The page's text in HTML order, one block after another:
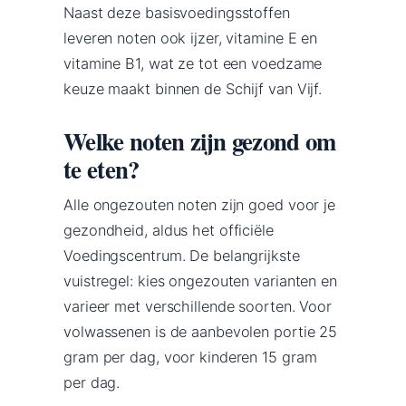
Naast deze basisvoedingsstoffen
leveren noten ook ijzer, vitamine E en
vitamine B1, wat ze tot een voedzame
keuze maakt binnen de Schijf van Vijf.
Welke noten zijn gezond om
te eten?
Alle ongezouten noten zijn goed voor je
gezondheid, aldus het officiële
Voedingscentrum. De belangrijkste
vuistregel: kies ongezouten varianten en
varieer met verschillende soorten. Voor
volwassenen is de aanbevolen portie 25
gram per dag, voor kinderen 15 gram
per dag.